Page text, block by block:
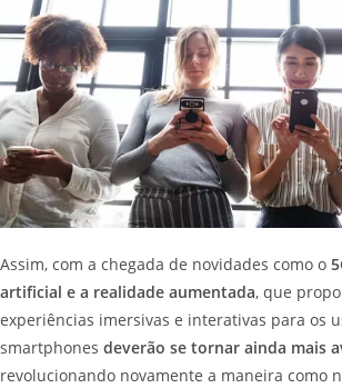
Assim, com a chegada de novidades como o
artificial e a realidade aumentada, que
experiências imersivas e interativas para os
smartphones deverão se tornar ainda mais
revolucionando novamente a maneira como